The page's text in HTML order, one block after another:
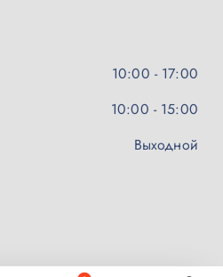
10:00 - 17:00
10:00 - 15:00
Выходной